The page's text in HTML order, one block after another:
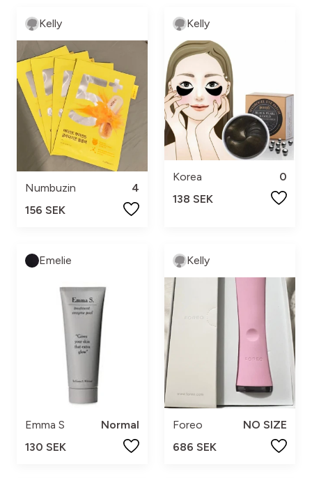
Kelly
Numbuzin
4
156 SEK
Kelly
Korea
0
138 SEK
Emelie
Emma S
Normal
130 SEK
Kelly
Foreo
NO SIZE
686 SEK